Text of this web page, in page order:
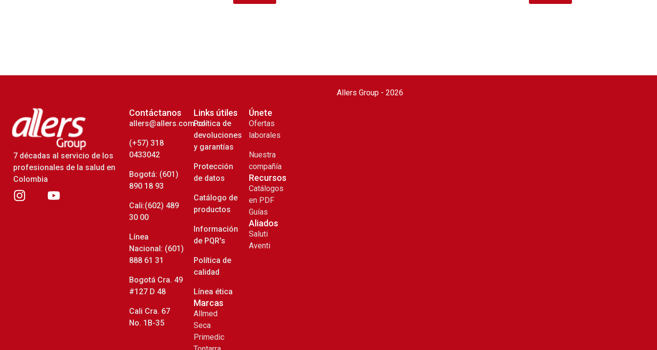
7 décadas al servicio de los
profesionales de la salud en
Colombia
Contáctanos
allers@allers.com.co
(+57) 318
0433042
Bogotá: (601)
890 18 93
Cali:(602) 489
30 00
Línea
Nacional: (601)
888 61 31
Bogotá Cra. 49
#127 D 48
Cali Cra. 67
No. 1B-35
Links útiles
Política de
devoluciones
y garantías
Protección
de datos
Catálogo de
productos
Información
de PQR's
Política de
calidad
Línea ética
Marcas
Allmed
Seca
Primedic
Únete
Ofertas
laborales
Nuestra
compañía
Recursos
Catálogos
en PDF
Guías
Aliados
Saluti
Aventi
Allers Group - 2026